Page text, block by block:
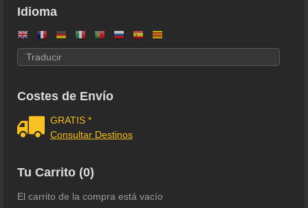
Idioma
Costes de Envío
GRATIS *
Consultar Destinos
Tu Carrito (0)
El carrito de la compra está vacío